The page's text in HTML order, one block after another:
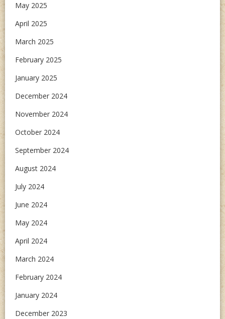
May 2025
April 2025
March 2025
February 2025
January 2025
December 2024
November 2024
October 2024
September 2024
August 2024
July 2024
June 2024
May 2024
April 2024
March 2024
February 2024
January 2024
December 2023